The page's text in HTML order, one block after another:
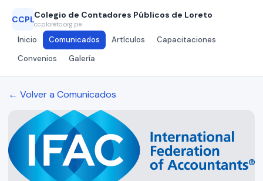
CCPLColegio de Contadores Públicos de Loreto
ccploreto.org.pe
Inicio Comunicados Artículos
Capacitaciones
Convenios
Galería
← Volver a Comunicados